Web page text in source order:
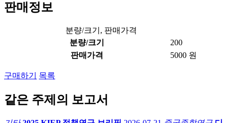
판매정보
분량/크기, 판매가격
분량/크기
200
판매가격
5000 원
구매하기 목록
같은 주제의 보고서